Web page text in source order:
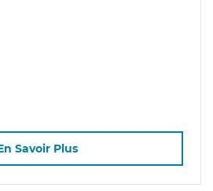
Savoir Plus